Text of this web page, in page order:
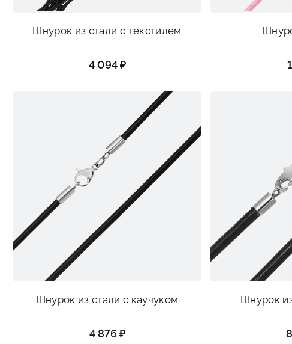
Шнурок из стали с текстилем
4 094 ₽
Шнурок из стали с каучуком
4 876 ₽
Шнурок